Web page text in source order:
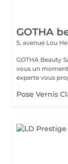
GOTHA
5, avenue Lou
GOTHA Beauty
vous un
experte vous
Pose Vernis